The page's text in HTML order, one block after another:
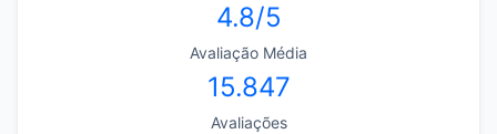
4.8/5
Avaliação Média
15.847
Avaliações